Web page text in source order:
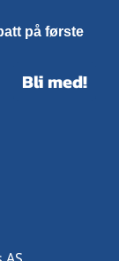
på første
Bli med!